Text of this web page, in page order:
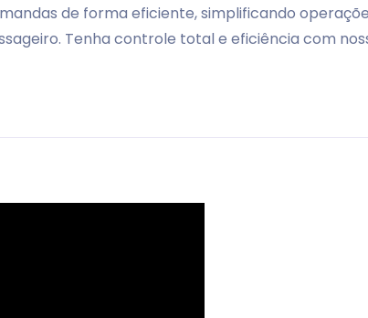
de forma eficiente, simplificando
Tenha controle total e eficiência com